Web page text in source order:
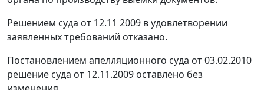
Решением суда от 12.11 2009 в удовлетворении
заявленных требований отказано.
Постановлением апелляционного суда от 03.02.2010
решение суда от 12.11.2009 оставлено без